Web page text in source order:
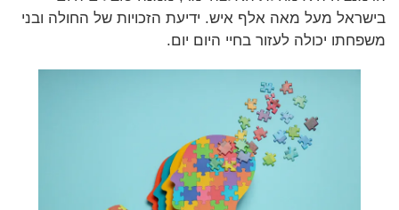
בישראל מעל מאה אלף איש. ידיעת הזכויות של החולה ובני
משפחתו יכולה לעזור בחיי היום יום.